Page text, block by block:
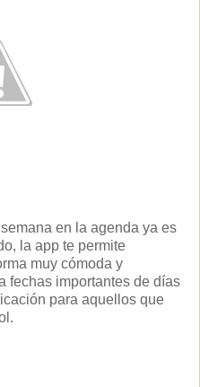
en la agenda ya es
la app te permite
muy cómoda y
fechas importantes de días
para aquellos que